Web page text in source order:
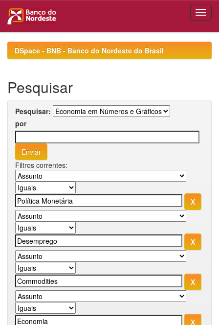
navigationDSpace - BNB - Banco do Nordeste do Brasil
Pesquisar
Pesquisar:
por
Filtros correntes: